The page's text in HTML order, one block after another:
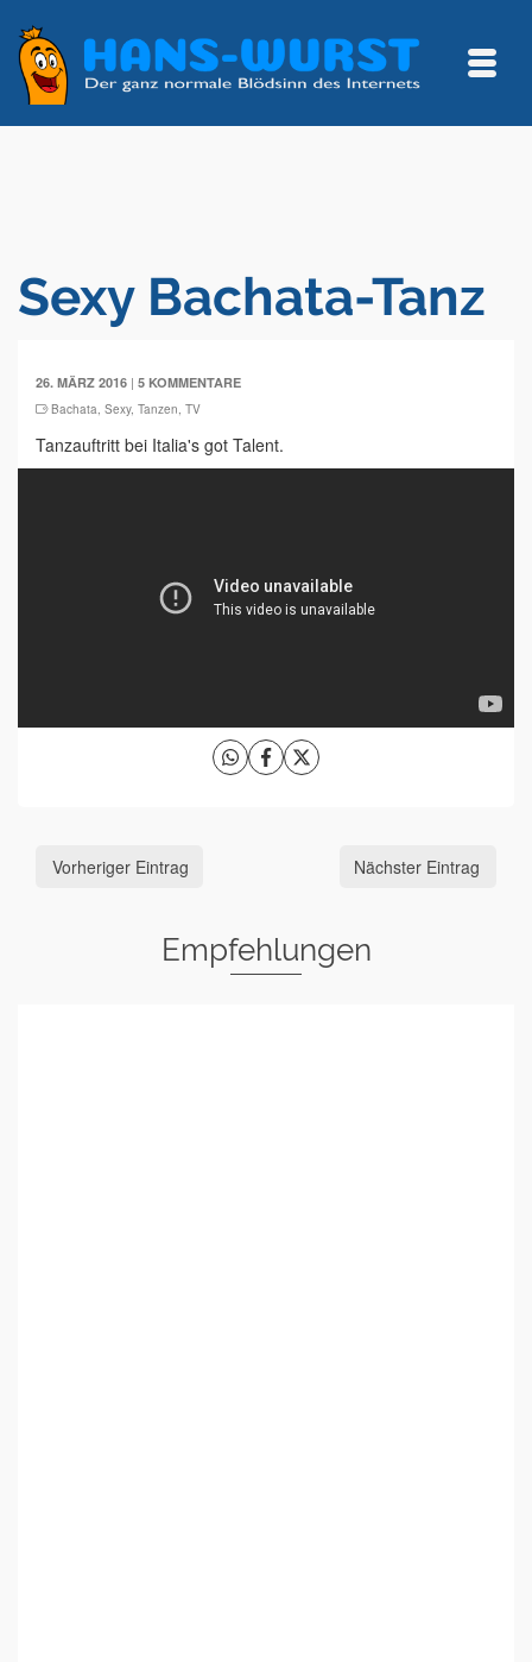
Sexy Bachata-Tanz
26. MÄRZ 2016 | 5 KOMMENTARE
Bachata, Sexy, Tanzen, TV
Tanzauftritt bei Italia's got Talent.
Vorheriger Eintrag Nächster Eintrag
Empfehlungen